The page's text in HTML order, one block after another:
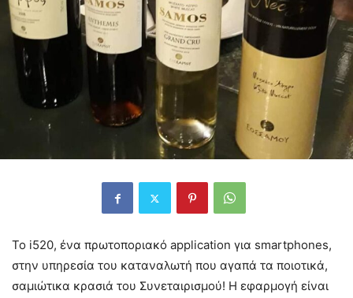
Το i520, ένα πρωτοποριακό application για smartphones,
στην υπηρεσία του καταναλωτή που αγαπά τα ποιοτικά,
σαμιώτικα κρασιά του Συνεταιρισμού! Η εφαρμογή είναι